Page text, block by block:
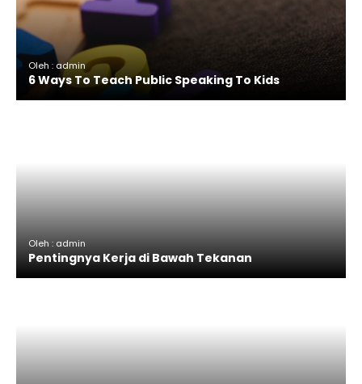
Oleh : admin
6 Ways To Teach Public Speaking To Kids
Oleh : admin
Pentingnya Kerja di Bawah Tekanan